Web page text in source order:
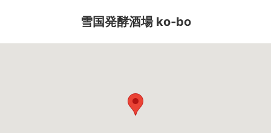
雪国発酵酒場 ko‐bo